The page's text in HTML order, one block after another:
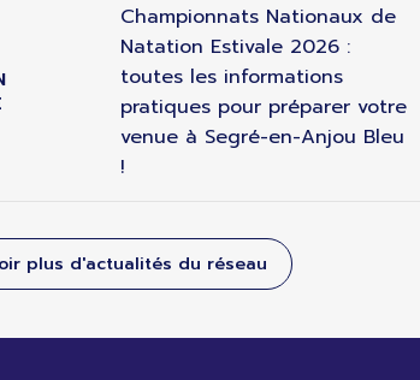
Championnats Nationaux de
Natation Estivale 2026 :
toutes les informations
pratiques pour préparer votre
venue à Segré-en-Anjou Bleu
!
plus d'actualités du réseau